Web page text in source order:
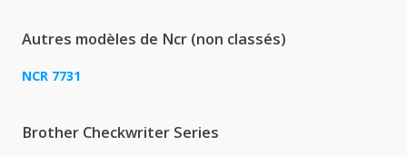
Autres modèles de Ncr (non classés)
NCR 7731
Brother Checkwriter Series